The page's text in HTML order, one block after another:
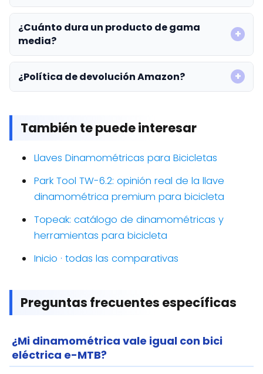
¿Cuánto dura un producto de gama
media?
¿Política de devolución Amazon?
También te puede interesar
Llaves Dinamométricas para Bicicletas
Park Tool TW-6.2: opinión real de la llave
dinamométrica premium para bicicleta
Topeak: catálogo de dinamométricas y
herramientas para bicicleta
Inicio · todas las comparativas
Preguntas frecuentes específicas
¿Mi dinamométrica vale igual con bici
eléctrica e-MTB?